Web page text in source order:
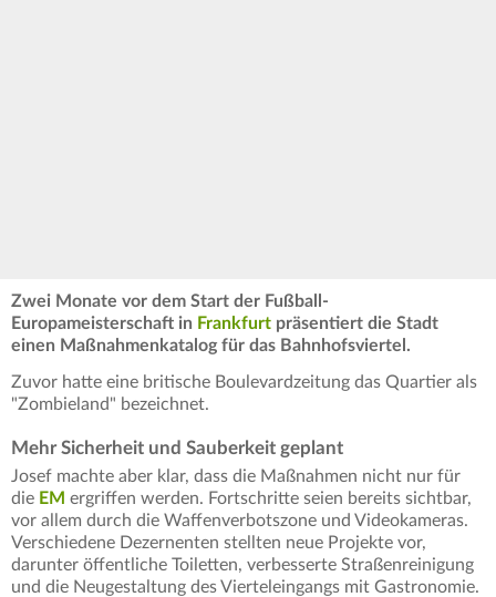
Zwei Monate vor dem Start der Fußball-
Europameisterschaft in Frankfurt präsentiert die Stadt
einen Maßnahmenkatalog für das Bahnhofsviertel.
Zuvor hatte eine britische Boulevardzeitung das Quartier als
"Zombieland" bezeichnet.
Mehr Sicherheit und Sauberkeit geplant
Josef machte aber klar, dass die Maßnahmen nicht nur für
die EM ergriffen werden. Fortschritte seien bereits sichtbar,
vor allem durch die Waffenverbotszone und Videokameras.
Verschiedene Dezernenten stellten neue Projekte vor,
darunter öffentliche Toiletten, verbesserte Straßenreinigung
und die Neugestaltung des Vierteleingangs mit Gastronomie.